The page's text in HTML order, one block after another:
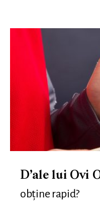
D’ale lui Ovi
obține rapid?